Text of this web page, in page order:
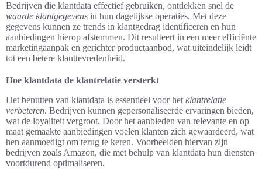
Bedrijven die klantdata effectief gebruiken, ontdekken snel de
waarde klantgegevens in hun dagelijkse operaties. Met deze
gegevens kunnen ze trends in klantgedrag identificeren en hun
aanbiedingen hierop afstemmen. Dit resulteert in een meer efficiënte
marketingaanpak en gerichter productaanbod, wat uiteindelijk leidt
tot een betere klanttevredenheid.
Hoe klantdata de klantrelatie versterkt
Het benutten van klantdata is essentieel voor het klantrelatie
verbeteren. Bedrijven kunnen gepersonaliseerde ervaringen bieden,
wat de loyaliteit vergroot. Door het aanbieden van relevante en op
maat gemaakte aanbiedingen voelen klanten zich gewaardeerd, wat
hen aanmoedigt om terug te keren. Voorbeelden hiervan zijn
bedrijven zoals Amazon, die met behulp van klantdata hun diensten
voortdurend optimaliseren.